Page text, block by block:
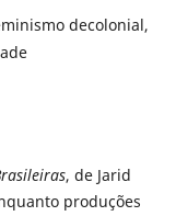
decolonial,
, de Jarid
produções